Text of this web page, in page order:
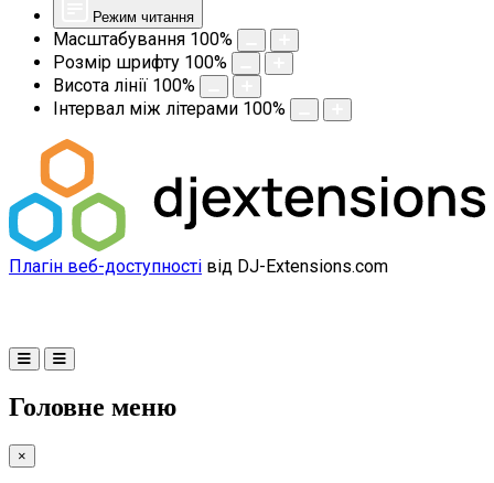
Режим читання
Масштабування 100%
Розмір шрифту 100%
Висота лінії 100%
Інтервал між літерами 100%
Плагін веб-доступності від DJ-Extensions.com
Головне меню
×